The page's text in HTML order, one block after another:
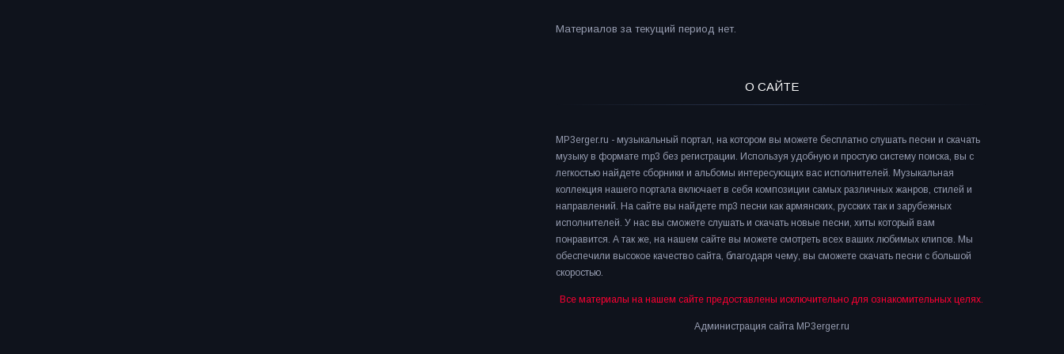
Материалов за текущий период нет.
О САЙТЕ
MP3erger.ru - музыкальный портал, на котором вы можете бесплатно слушать песни и скачать
музыку в формате mp3 без регистрации. Используя удобную и простую систему поиска, вы с
легкостью найдете сборники и альбомы интересующих вас исполнителей. Музыкальная
коллекция нашего портала включает в себя композиции самых различных жанров, стилей и
направлений. На сайте вы найдете mp3 песни как армянских, русских так и зарубежных
исполнителей. У нас вы сможете слушать и скачать новые песни, хиты который вам
понравится. А так же, на нашем сайте вы можете смотреть всех ваших любимых клипов. Мы
обеспечили высокое качество сайта, благодаря чему, вы сможете скачать песни с большой
скоростью.
Все материалы на нашем сайте предоставлены исключительно для ознакомительных целях.
Администрация сайта MP3erger.ru